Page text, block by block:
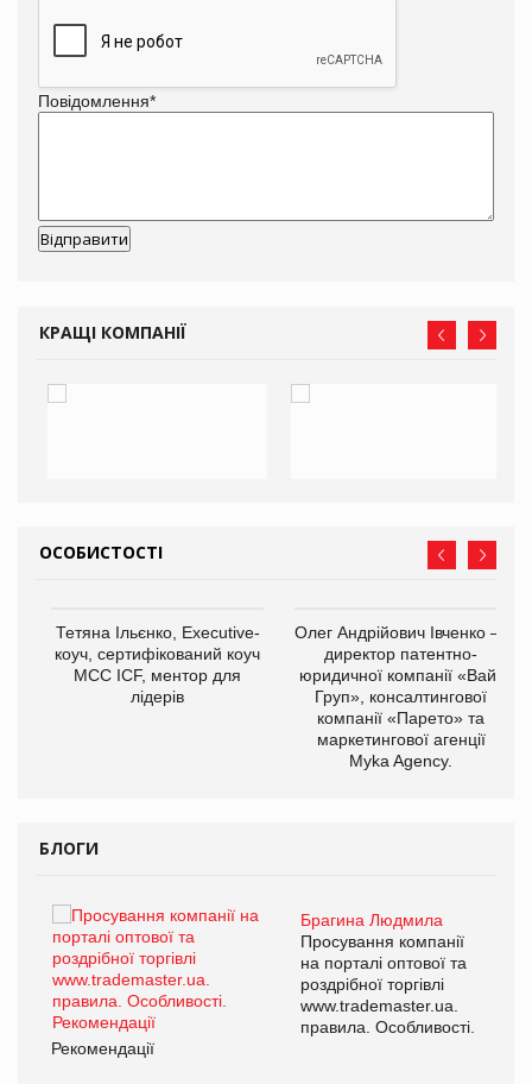
Повідомлення*
КРАЩІ КОМПАНІЇ
ОСОБИСТОСТІ
Тетяна Ільєнко, Executive-
коуч, сертифікований коуч
МСС ICF, ментор для
лідерів
Олег Андрійович Івченко —
директор патентно-
юридичної компанії «Вайз
Груп», консалтингової
компанії «Парето» та
маркетингової агенції
Myka Agency.
БЛОГИ
Брагина Людмила
Просування компанії
на порталі оптової та
роздрібної торгівлі
www.trademaster.ua.
правила. Особливості.
Рекомендації